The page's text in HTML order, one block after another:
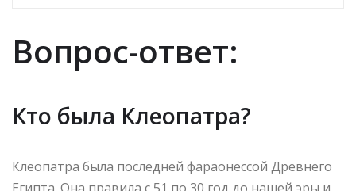
Вопрос-ответ:
Кто была Клеопатра?
Клеопатра была последней фараонессой Древнего